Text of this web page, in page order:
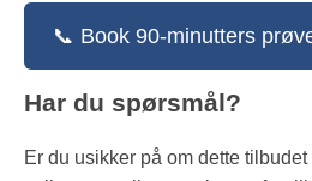
📞 Book 90-minutters
Har du spørsmål?
Er du usikker på om dette